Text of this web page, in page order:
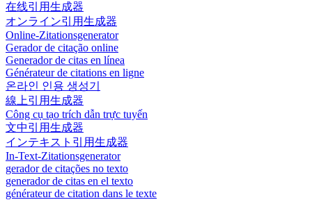
在线引用生成器
オンライン引用生成器
Online-Zitationsgenerator
Gerador de citação online
Generador de citas en línea
Générateur de citations en ligne
온라인 인용 생성기
線上引用生成器
Công cụ tạo trích dẫn trực tuyến
文中引用生成器
インテキスト引用生成器
In-Text-Zitationsgenerator
gerador de citações no texto
generador de citas en el texto
générateur de citation dans le texte